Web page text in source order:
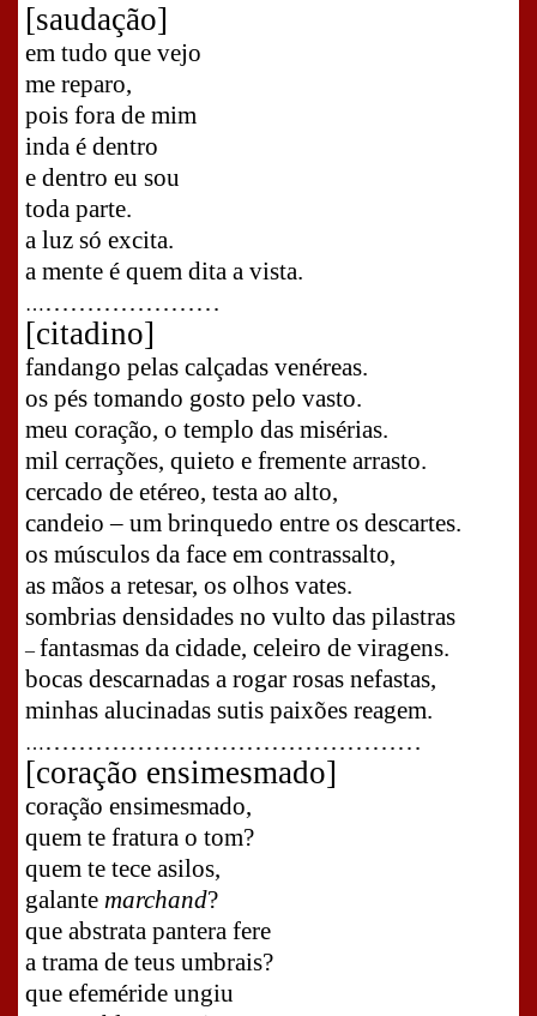
[saudação]
em tudo que vejo
me reparo,
pois fora de mim
inda é dentro
e dentro eu sou
toda parte.
a luz só excita.
a mente é quem dita a vista.
……………………
[citadino]
fandango pelas calçadas venéreas.
os pés tomando gosto pelo vasto.
meu coração, o templo das misérias.
mil cerrações, quieto e fremente arrasto.
cercado de etéreo, testa ao alto,
candeio – um brinquedo entre os descartes.
os músculos da face em contrassalto,
as mãos a retesar, os olhos vates.
sombrias densidades no vulto das pilastras
– fantasmas da cidade, celeiro de viragens.
bocas descarnadas a rogar rosas nefastas,
minhas alucinadas sutis paixões reagem.
…………………………………………
[coração ensimesmado]
coração ensimesmado,
quem te fratura o tom?
quem te tece asilos,
galante marchand?
que abstrata pantera fere
a trama de teus umbrais?
que efeméride ungiu